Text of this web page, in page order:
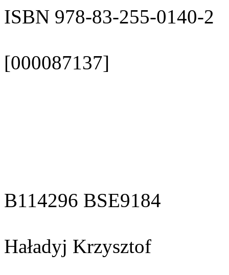
ISBN 978-83-255-0140-2
[000087137]
B114296 BSE9184
Haładyj Krzysztof